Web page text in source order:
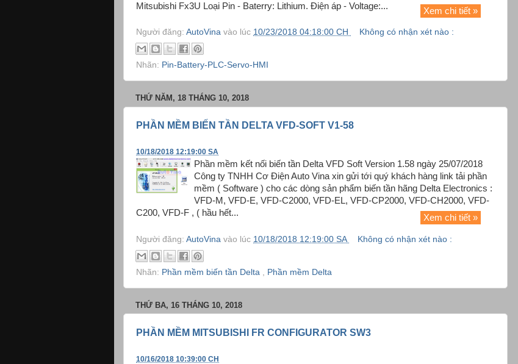
Mitsubishi Fx3U Loại Pin - Baterry: Lithium. Điện áp - Voltage:...
Xem chi tiết »
Người đăng: AutoVina vào lúc 10/23/2018 04:18:00 CH Không có nhận xét nào :
Nhãn: Pin-Battery-PLC-Servo-HMI
THỨ NĂM, 18 THÁNG 10, 2018
PHẦN MỀM BIẾN TẦN DELTA VFD-SOFT V1-58
10/18/2018 12:19:00 SA
Phần mềm kết nối biến tần Delta VFD Soft Version 1.58 ngày 25/07/2018
Công ty TNHH Cơ Điện Auto Vina xin gửi tới quý khách hàng link tải phần
mềm ( Software ) cho các dòng sản phẩm biến tần hãng Delta Electronics :
VFD-M, VFD-E, VFD-C2000, VFD-EL, VFD-CP2000, VFD-CH2000, VFD-
C200, VFD-F , ( hầu hết...
Xem chi tiết »
Người đăng: AutoVina vào lúc 10/18/2018 12:19:00 SA Không có nhận xét nào :
Nhãn: Phần mềm biến tần Delta Phần mềm Delta
THỨ BA, 16 THÁNG 10, 2018
PHẦN MỀM MITSUBISHI FR CONFIGURATOR SW3
10/16/2018 10:39:00 CH